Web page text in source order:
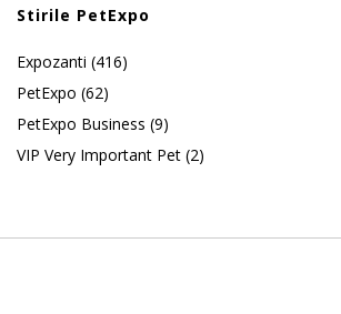
Stirile PetExpo
Expozanti (416)
PetExpo (62)
PetExpo Business (9)
VIP Very Important Pet (2)